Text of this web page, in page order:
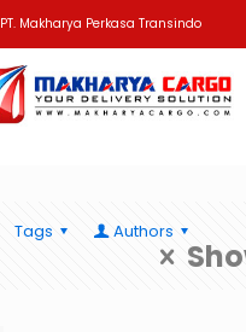
PT. Makharya Perkasa Transindo
Tags Authors